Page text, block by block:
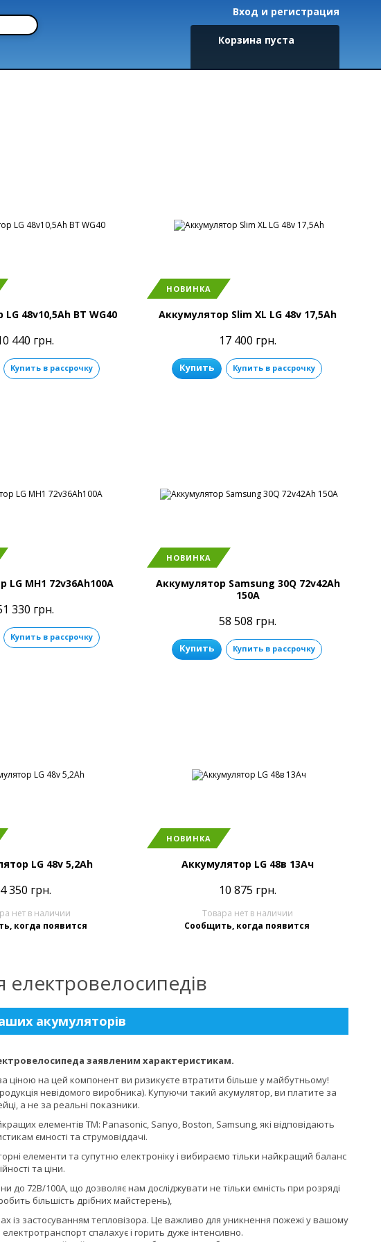
Вход и регистрация
Корзина пуста
48v10,5Ah BT WG40
440 грн.
Купить в рассрочку
НОВИНКА
Аккумулятор Slim XL LG 48v 17,5Ah
17 400 грн.
Купить Купить в рассрочку
LG MH1 72v36Ah100A
330 грн.
Купить в рассрочку
НОВИНКА
Аккумулятор Samsung 30Q 72v42Ah
150A
58 508 грн.
Купить Купить в рассрочку
LG 48v 5,2Ah
4 350 грн.
нет в наличии
когда появится
НОВИНКА
Аккумулятор LG 48в 13Ач
10 875 грн.
Товара нет в наличии
Сообщить, когда появится
електровелосипедів
акумуляторів
заявленим характеристикам.
ціною на цей компонент ви ризикуєте втратити більше у майбутньому!
невідомого виробника). Купуючи такий акумулятор, ви платите за
а не за реальні показники.
елементів ТМ: Panasonic, Sanyo, Boston, Samsung, які відповідають
ємності та струмовіддачі.
елементи та супутню електроніку і вибираємо тільки найкращий баланс
та ціни.
72В/100А, що дозволяє нам досліджувати не тільки ємність при розряді
більшість дрібних майстерень),
із застосуванням тепловізора. Це важливо для уникнення пожежі у вашому
спалахує і горить дуже інтенсивно.